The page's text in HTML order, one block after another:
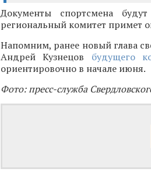
Документы спортсмена
региональный комитет примет
Напомним, ранее новый глава
Андрей Кузнецов будущего
ориентировочно в начале июня.
Фото: пресс-служба